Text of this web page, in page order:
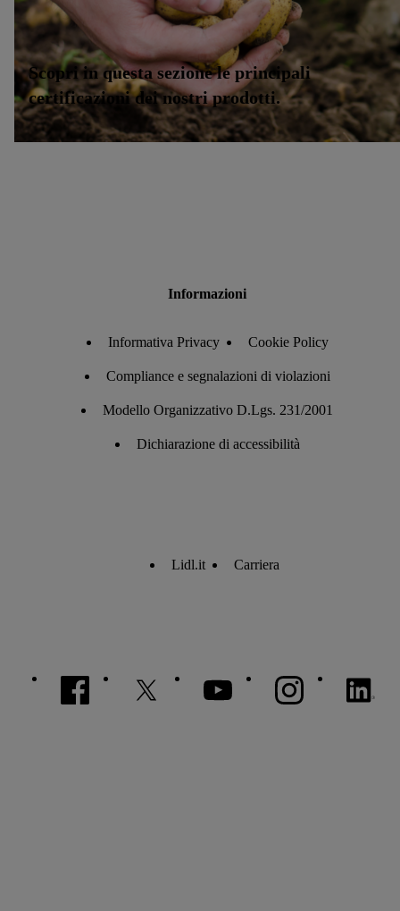
Scopri in questa sezione le principali
certificazioni dei nostri prodotti.
Informazioni
Informativa Privacy Cookie Policy
Compliance e segnalazioni di violazioni
Modello Organizzativo D.Lgs. 231/2001
Dichiarazione di accessibilità
Lidl.it Carriera